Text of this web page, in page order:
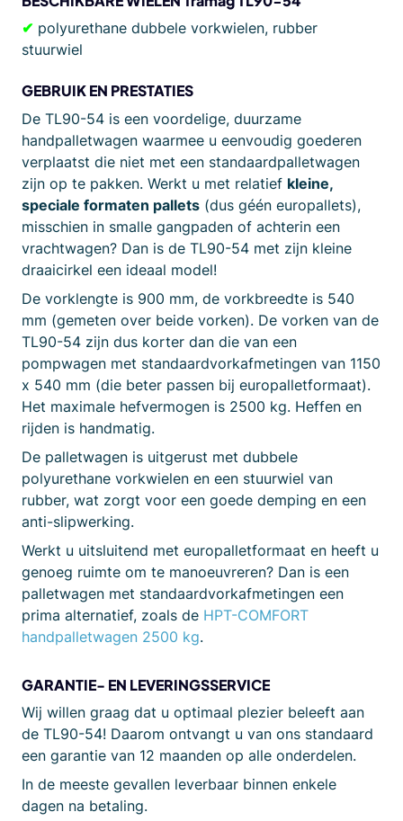
✔ polyurethane dubbele vorkwielen, rubber
stuurwiel
GEBRUIK EN PRESTATIES
De TL90-54 is een voordelige, duurzame
handpalletwagen waarmee u eenvoudig goederen
verplaatst die niet met een standaardpalletwagen
zijn op te pakken. Werkt u met relatief kleine,
speciale formaten pallets (dus géén europallets),
misschien in smalle gangpaden of achterin een
vrachtwagen? Dan is de TL90-54 met zijn kleine
draaicirkel een ideaal model!
De vorklengte is 900 mm, de vorkbreedte is 540
mm (gemeten over beide vorken). De vorken van de
TL90-54 zijn dus korter dan die van een
pompwagen met standaardvorkafmetingen van 1150
x 540 mm (die beter passen bij europalletformaat).
Het maximale hefvermogen is 2500 kg. Heffen en
rijden is handmatig.
De palletwagen is uitgerust met dubbele
polyurethane vorkwielen en een stuurwiel van
rubber, wat zorgt voor een goede demping en een
anti-slipwerking.
Werkt u uitsluitend met europalletformaat en heeft u
genoeg ruimte om te manoeuvreren? Dan is een
palletwagen met standaardvorkafmetingen een
prima alternatief, zoals de HPT-COMFORT
handpalletwagen 2500 kg.
GARANTIE- EN LEVERINGSSERVICE
Wij willen graag dat u optimaal plezier beleeft aan
de TL90-54! Daarom ontvangt u van ons standaard
een garantie van 12 maanden op alle onderdelen.
In de meeste gevallen leverbaar binnen enkele
dagen na betaling.